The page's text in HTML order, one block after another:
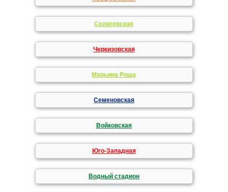
Селигерская
Черкизовская
Марьина Роща
Семеновская
Войковская
Юго-Западная
Водный стадион